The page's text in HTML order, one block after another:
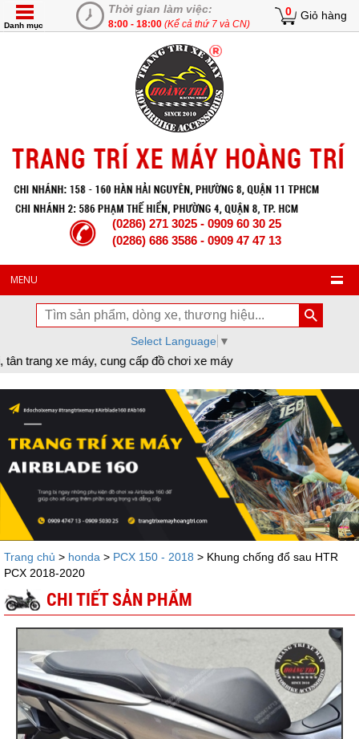
Thời gian làm việc:
8:00 - 18:00 (Kể cả thứ 7 và CN)
0 Giỏ hàng
Danh mục
(0286) 271 3025 - 0909 60 30 25
(0286) 686 3586 - 0909 47 47 13
MENU
Select Language ▼
cung cấp đồ chơi xe máy
Trang chủ > honda > PCX 150 - 2018 > Khung chống đổ sau HTR
PCX 2018-2020
CHI TIẾT SẢN PHẨM